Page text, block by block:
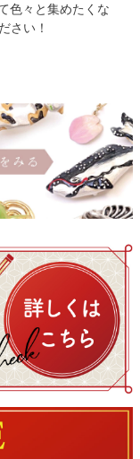
色々と集めたくな
さい！